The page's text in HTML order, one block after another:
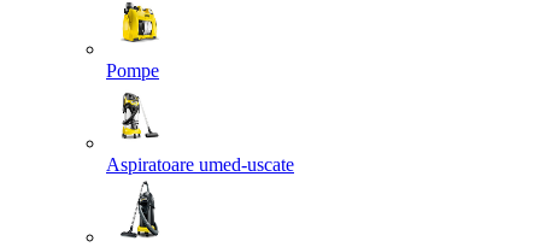
Pompe
Aspiratoare umed-uscate